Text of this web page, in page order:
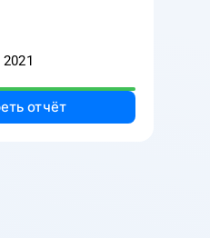
отчёт